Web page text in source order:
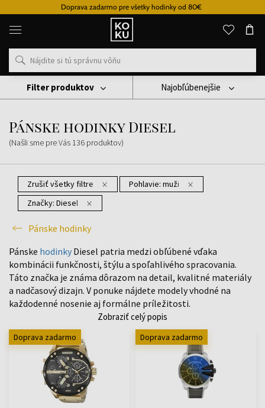
Doprava zadarmo pre všetky hodinky od 80€
Originálne
parfémy
hodinky
na
mieste
Hodinky
Pánske Hodinky Pánske Hodinky Diesel
Pánske hodinky Diesel
(Našli sme pre Vás 136 produktov)
Najobľúbenejšie
Zrušiť všetky filtre Pohlavie: muži
Značky: Diesel
Pánske hodinky
Filter produktov
Pánske hodinky Diesel patria medzi obľúbené vďaka
kombinácii funkčnosti, štýlu a spoľahlivého spracovania.
Táto značka je známa dôrazom na detail, kvalitné materiály
a nadčasový dizajn. V ponuke nájdete modely vhodné na
každodenné nosenie aj formálne príležitosti.
Zobraziť celý popis
Doprava zadarmo Doprava zadarmo